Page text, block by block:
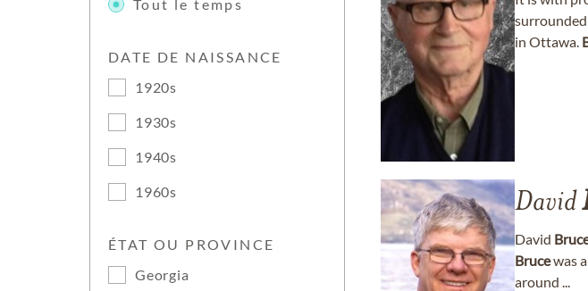
Tout le temps
DATE DE NAISSANCE
1920s
1930s
1940s
1960s
ÉTAT OU PROVINCE
Georgia
in Ottawa.
David
David
Brucewas
around ...